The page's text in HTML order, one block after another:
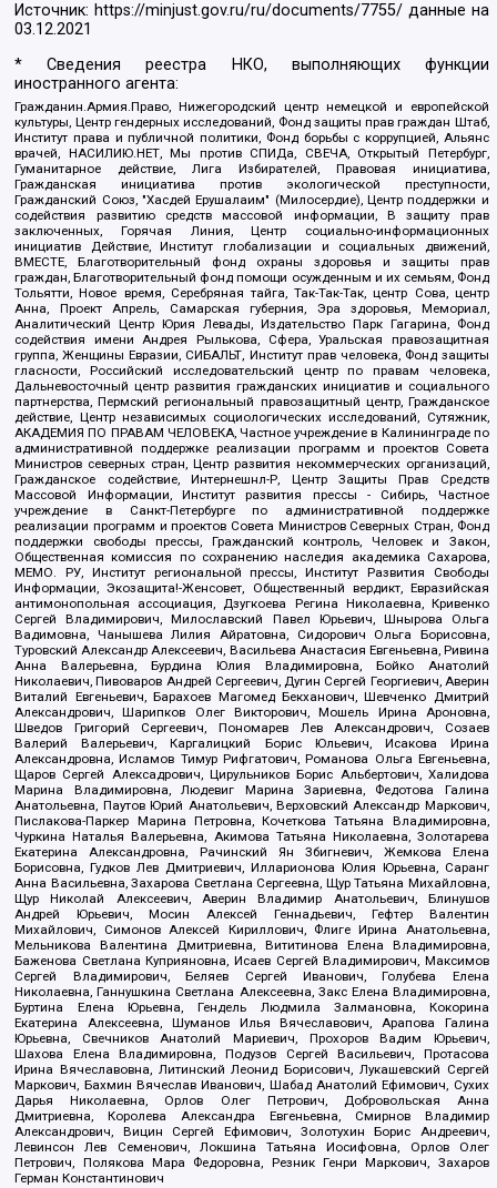
Источник: https://minjust.gov.ru/ru/documents/7755/ данные на
03.12.2021
* Сведения реестра НКО, выполняющих функции
иностранного агента:
Гражданин.Армия.Право, Нижегородский центр немецкой и европейской
культуры, Центр гендерных исследований, Фонд защиты прав граждан Штаб,
Институт права и публичной политики, Фонд борьбы с коррупцией, Альянс
врачей, НАСИЛИЮ.НЕТ, Мы против СПИДа, СВЕЧА, Открытый Петербург,
Гуманитарное действие, Лига Избирателей, Правовая инициатива,
Гражданская инициатива против экологической преступности,
Гражданский Союз, "Хасдей Ерушалаим" (Милосердие), Центр поддержки и
содействия развитию средств массовой информации, В защиту прав
заключенных, Горячая Линия, Центр социально-информационных
инициатив Действие, Институт глобализации и социальных движений,
ВМЕСТЕ, Благотворительный фонд охраны здоровья и защиты прав
граждан, Благотворительный фонд помощи осужденным и их семьям, Фонд
Тольятти, Новое время, Серебряная тайга, Так-Так-Так, центр Сова, центр
Анна, Проект Апрель, Самарская губерния, Эра здоровья, Мемориал,
Аналитический Центр Юрия Левады, Издательство Парк Гагарина, Фонд
содействия имени Андрея Рылькова, Сфера, Уральская правозащитная
группа, Женщины Евразии, СИБАЛЬТ, Институт прав человека, Фонд защиты
гласности, Российский исследовательский центр по правам человека,
Дальневосточный центр развития гражданских инициатив и социального
партнерства, Пермский региональный правозащитный центр, Гражданское
действие, Центр независимых социологических исследований, Сутяжник,
АКАДЕМИЯ ПО ПРАВАМ ЧЕЛОВЕКА, Частное учреждение в Калининграде по
административной поддержке реализации программ и проектов Совета
Министров северных стран, Центр развития некоммерческих организаций,
Гражданское содействие, Интернешнл-Р, Центр Защиты Прав Средств
Массовой Информации, Институт развития прессы - Сибирь, Частное
учреждение в Санкт-Петербурге по административной поддержке
реализации программ и проектов Совета Министров Северных Стран, Фонд
поддержки свободы прессы, Гражданский контроль, Человек и Закон,
Общественная комиссия по сохранению наследия академика Сахарова,
МЕМО. РУ, Институт региональной прессы, Институт Развития Свободы
Информации, Экозащита!-Женсовет, Общественный вердикт, Евразийская
антимонопольная ассоциация, Дзугкоева Регина Николаевна, Кривенко
Сергей Владимирович, Милославский Павел Юрьевич, Шнырова Ольга
Вадимовна, Чанышева Лилия Айратовна, Сидорович Ольга Борисовна,
Туровский Александр Алексеевич, Васильева Анастасия Евгеньевна, Ривина
Анна Валерьевна, Бурдина Юлия Владимировна, Бойко Анатолий
Николаевич, Пивоваров Андрей Сергеевич, Дугин Сергей Георгиевич, Аверин
Виталий Евгеньевич, Барахоев Магомед Бекханович, Шевченко Дмитрий
Александрович, Шарипков Олег Викторович, Мошель Ирина Ароновна,
Шведов Григорий Сергеевич, Пономарев Лев Александрович, Созаев
Валерий Валерьевич, Каргалицкий Борис Юльевич, Исакова Ирина
Александровна, Исламов Тимур Рифгатович, Романова Ольга Евгеньевна,
Щаров Сергей Алексадрович, Цирульников Борис Альбертович, Халидова
Марина Владимировна, Людевиг Марина Зариевна, Федотова Галина
Анатольевна, Паутов Юрий Анатольевич, Верховский Александр Маркович,
Пислакова-Паркер Марина Петровна, Кочеткова Татьяна Владимировна,
Чуркина Наталья Валерьевна, Акимова Татьяна Николаевна, Золотарева
Екатерина Александровна, Рачинский Ян Збигневич, Жемкова Елена
Борисовна, Гудков Лев Дмитриевич, Илларионова Юлия Юрьевна, Саранг
Анна Васильевна, Захарова Светлана Сергеевна, Щур Татьяна Михайловна,
Щур Николай Алексеевич, Аверин Владимир Анатольевич, Блинушов
Андрей Юрьевич, Мосин Алексей Геннадьевич, Гефтер Валентин
Михайлович, Симонов Алексей Кириллович, Флиге Ирина Анатольевна,
Мельникова Валентина Дмитриевна, Вититинова Елена Владимировна,
Баженова Светлана Куприяновна, Исаев Сергей Владимирович, Максимов
Сергей Владимирович, Беляев Сергей Иванович, Голубева Елена
Николаевна, Ганнушкина Светлана Алексеевна, Закс Елена Владимировна,
Буртина Елена Юрьевна, Гендель Людмила Залмановна, Кокорина
Екатерина Алексеевна, Шуманов Илья Вячеславович, Арапова Галина
Юрьевна, Свечников Анатолий Мариевич, Прохоров Вадим Юрьевич,
Шахова Елена Владимировна, Подузов Сергей Васильевич, Протасова
Ирина Вячеславовна, Литинский Леонид Борисович, Лукашевский Сергей
Маркович, Бахмин Вячеслав Иванович, Шабад Анатолий Ефимович, Сухих
Дарья Николаевна, Орлов Олег Петрович, Добровольская Анна
Дмитриевна, Королева Александра Евгеньевна, Смирнов Владимир
Александрович, Вицин Сергей Ефимович, Золотухин Борис Андреевич,
Левинсон Лев Семенович, Локшина Татьяна Иосифовна, Орлов Олег
Петрович, Полякова Мара Федоровна, Резник Генри Маркович, Захаров
Герман Константинович